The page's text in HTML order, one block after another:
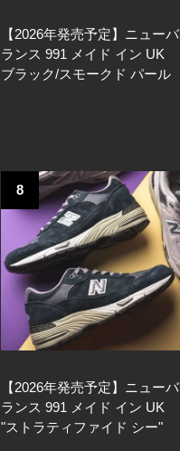
【2026年発売予定】ニューバ
ランス 991 メイド イン UK
ブラック/スモークド パール
8
【2026年発売予定】ニューバ
ランス 991 メイド イン UK
"ストラティファイド シー"